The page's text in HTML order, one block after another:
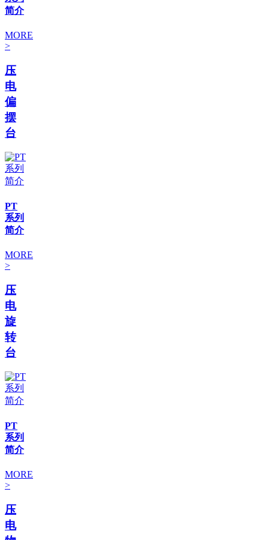
简介
MORE
>
压
电
偏
摆
台
PT
系列
简介
MORE
>
压
电
旋
转
台
PT
系列
简介
MORE
>
压
电